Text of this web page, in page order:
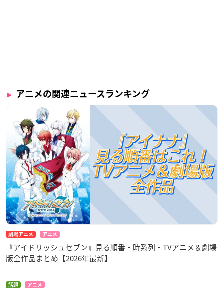
アニメの関連ニュースランキング
劇場アニメ アニメ
『アイドリッシュセブン』見る順番・時系列・TVアニメ＆劇場
版全作品まとめ【2026年最新】
話題 アニメ